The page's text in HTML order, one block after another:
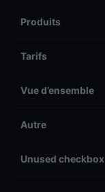
Produits
Tarifs
Vue d’ensemble
Autre
Unused checkbox